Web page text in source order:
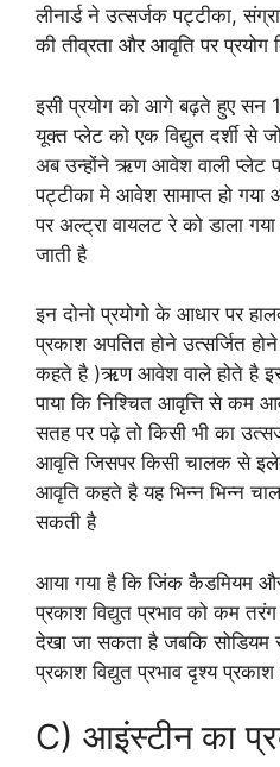
लीनार्ड ने उत्सर्जक पट्टीका,
की तीव्रता और आवृति पर प्रयोग
इसी प्रयोग को आगे बढ़ते हुए
यूक्त प्लेट को एक विद्युत दर्शी से
अब उन्होंने ऋण आवेश वाली प्लेट
पट्टीका मे आवेश सामाप्त हो
पर अल्ट्रा वायलट रे को डाला
जाती है
इन दोनो प्रयोगो के आधार पर
प्रकाश अपतित होने उत्सर्जित
कहते है )ऋण आवेश वाले होते है
पाया कि निश्चित आवृत्ति से कम
सतह पर पढ़े तो किसी भी का
आवृति जिसपर किसी चालक से
आवृति कहते है यह भिन्न भिन्न
सकती है
आया गया है कि जिंक कैडमियम
प्रकाश विद्युत प्रभाव को कम तरंग
देखा जा सकता है जबकि
प्रकाश विद्युत प्रभाव दृश्य
C) आइंस्टीन का